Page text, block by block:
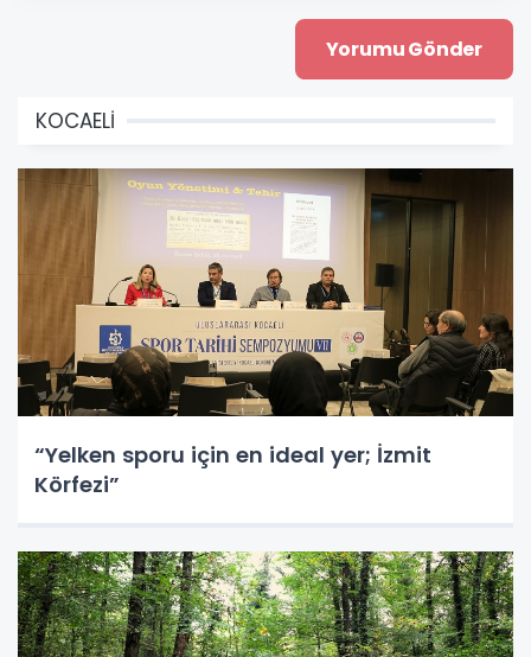
KOCAELİ
“Yelken sporu için en ideal yer; İzmit
Körfezi”